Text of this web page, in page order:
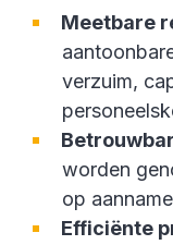
Meetbare
verzuim,
worden
op
Efficiënte